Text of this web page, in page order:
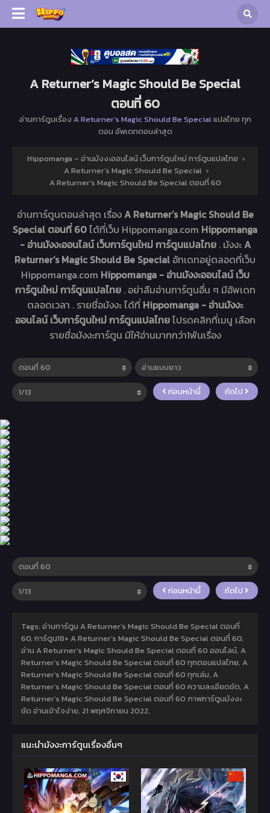
A Returner’s Magic Should Be Special
ตอนที่ 60
อ่านการ์ตูนเรื่อง A Returner’s Magic Should Be Specialแปลไทย ทุก
ตอน อัพเดทตอนล่าสุด
Hippomanga – อ่านมังงะออนไลน์ เว็บการ์ตูนใหม่ การ์ตูนแปลไทย ›
A Returner’s Magic Should Be Special ›
A Returner’s Magic Should Be Special ตอนที่ 60
อ่านการ์ตูนตอนล่าสุด เรื่องA Returner’s Magic Should Be
Special ตอนที่ 60ได้ที่เว็บ Hippomanga.com Hippomanga
- อ่านมังงะออนไลน์ เว็บการ์ตูนใหม่ การ์ตูนแปลไทย . มังงะA
Returner’s Magic Should Be Special อัทเดทอยู่ตลอดที่เว็บ
Hippomanga.com Hippomanga - อ่านมังงะออนไลน์ เว็บ
การ์ตูนใหม่ การ์ตูนแปลไทย . อย่าลืมอ่านการ์ตูนอื่น ๆ มีอัพเดท
ตลอดเวลา . รายชื่อมังงะ ได้ที่ Hippomanga - อ่านมังงะ
ออนไลน์ เว็บการ์ตูนใหม่ การ์ตูนแปลไทยโปรดคลิกที่เมนู เลือก
รายชื่อมังงะการ์ตูน มีให้อ่านมากกว่า1พันเรื่อง
ก่อนหน้านี้ ถัดไป
ก่อนหน้านี้ ถัดไป
Tags: อ่านการ์ตูน A Returner’s Magic Should Be Special ตอนที่
60, การ์ตูน18+ A Returner’s Magic Should Be Special ตอนที่ 60,
อ่าน A Returner’s Magic Should Be Special ตอนที่ 60 ออนไลน์, A
Returner’s Magic Should Be Special ตอนที่ 60 ทุกตอนแปลไทย, A
Returner’s Magic Should Be Special ตอนที่ 60 ทุกเล่ม, A
Returner’s Magic Should Be Special ตอนที่ 60 ความละเอียดชัด, A
Returner’s Magic Should Be Special ตอนที่ 60 ภาพการ์ตูนมังงะ
ชัด อ่านเข้าใจง่าย, 21 พฤศจิกายน 2022,
แนะนำมังงะการ์ตูนเรื่องอื่นๆ